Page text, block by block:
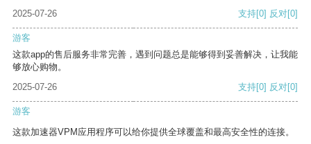
2025-07-26
支持[0] 反对[0]
游客
这款app的售后服务非常完善，遇到问题总是能够得到妥善解决，让我能
够放心购物。
2025-07-26
支持[0] 反对[0]
游客
这款加速器VPM应用程序可以给你提供全球覆盖和最高安全性的连接。